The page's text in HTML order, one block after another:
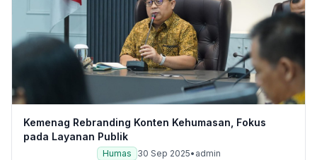
Kemenag Rebranding Konten Kehumasan, Fokus
pada Layanan Publik
Humas 30 Sep 2025• admin